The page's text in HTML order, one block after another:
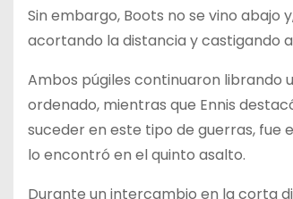
Sin embargo, Boots no se vino
acortando la distancia y castigando
Ambos púgiles continuaron librando
ordenado, mientras que Ennis
suceder en este tipo de guerras, fue
lo encontró en el quinto asalto.
Durante un intercambio en la corta